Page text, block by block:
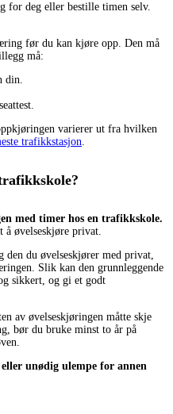
deg eller bestille timen selv.
før du kan kjøre opp. Den må
må:
din.
varierer ut fra hvilken
trafikkstasjon
med timer hos en trafikkskole.
øvelseskjøre privat.
du øvelseskjører med privat,
Slik kan den grunnleggende
sikkert, og gi et godt
av øvelseskjøringen måtte skje
bør du bruke minst to år på
unødig ulempe for annen